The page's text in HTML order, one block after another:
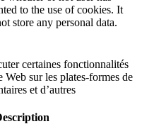
to the use of cookies. It
store any personal data.
certaines fonctionnalités
Web sur les plates-formes de
et d’autres